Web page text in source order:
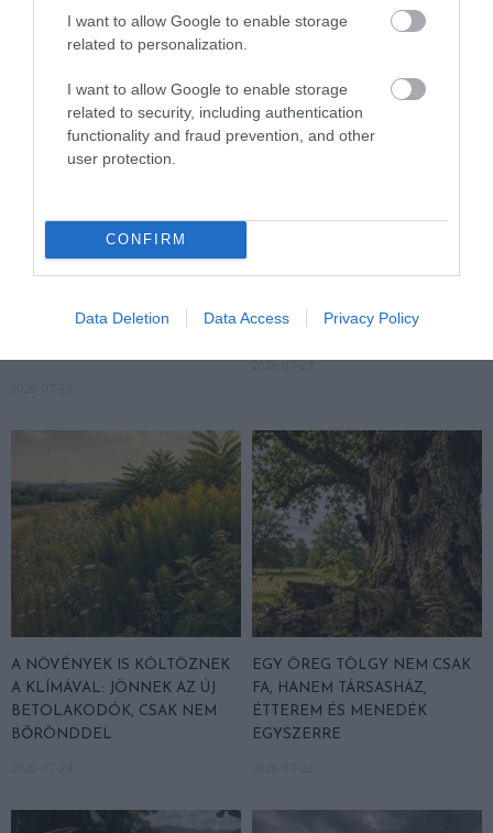
I want to allow Google to enable storage
related to personalization.
I want to allow Google to enable storage
related to security, including authentication
functionality and fraud prevention, and other
user protection.
CONFIRM
Data Deletion Data Access Privacy Policy
ÖTVEN ÉVIG ROSSZ NÉVEN
MACSKA LELETE – AZTÁN
PRÓBÁL: ÍGY SEGÍTHETI AZ AI
2026-07-27
A NÖVÉNYEK IS KÖLTÖZNEK
A KLÍMÁVAL: JÖNNEK AZ ÚJ
BETOLAKODÓK, CSAK NEM
BŐRÖNDDEL
EGY ÖREG TÖLGY NEM CSAK
FA, HANEM TÁRSASHÁZ,
ÉTTEREM ÉS MENEDÉK
EGYSZERRE